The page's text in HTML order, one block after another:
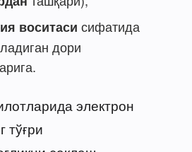
воситаси сифатида
дори
электрон
тўғри